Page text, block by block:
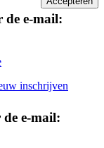
de e-mail:
inschrijven
de e-mail: